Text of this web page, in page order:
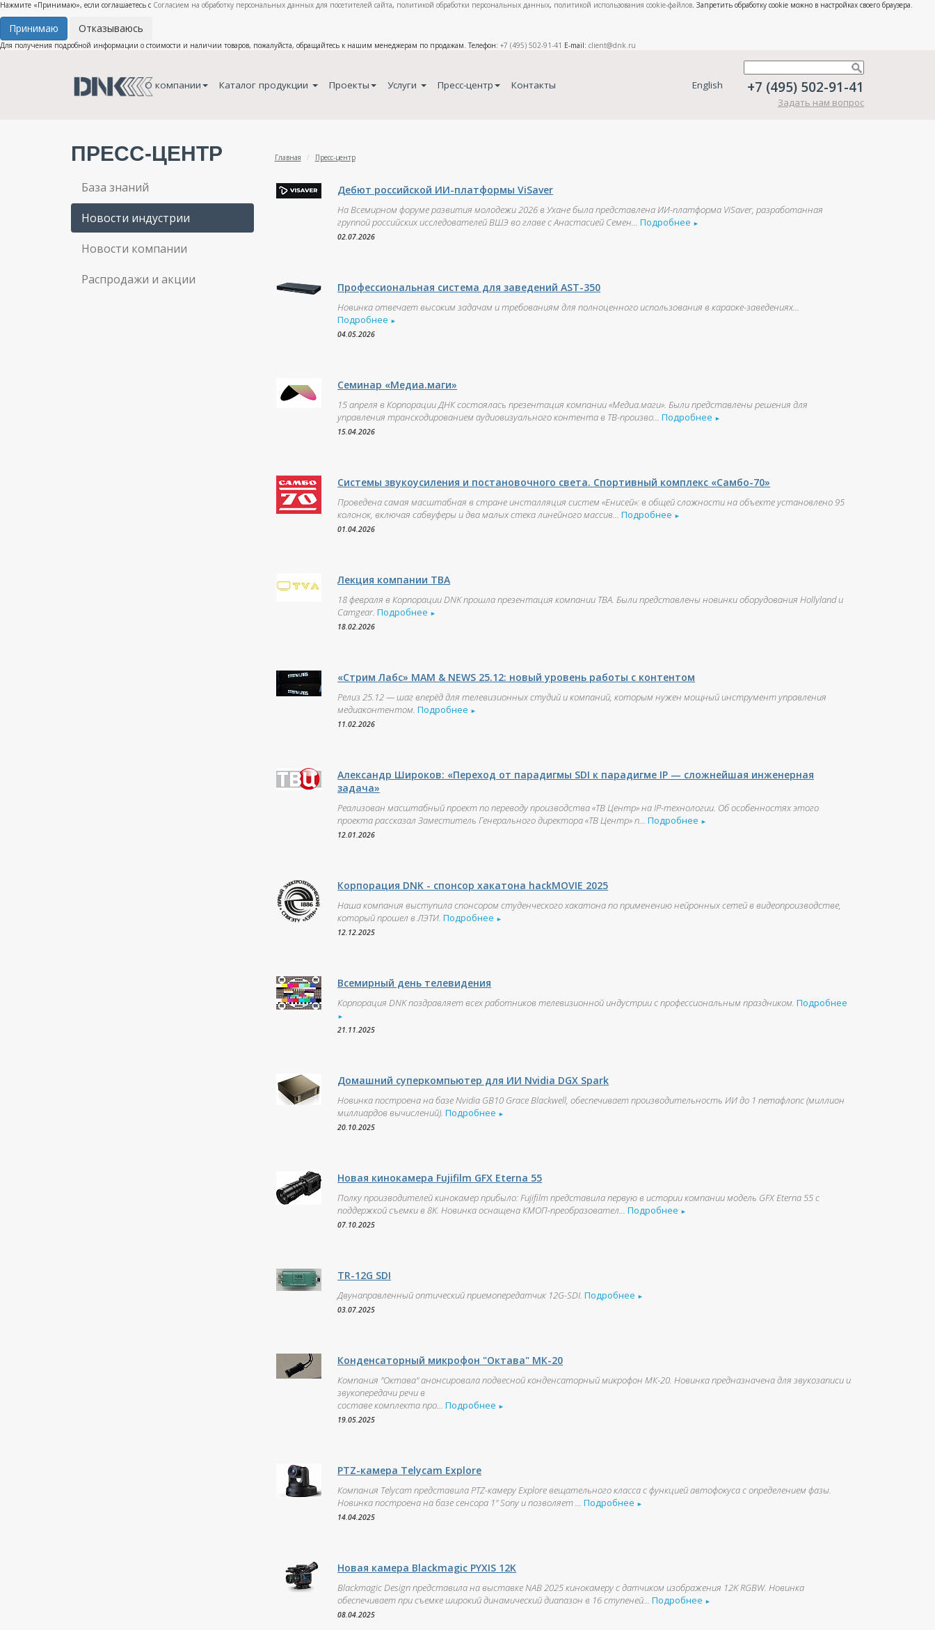
Нажмите «Принимаю», если соглашаетесь с Согласием на обработку персональных данных для посетителей сайта, политикой обработки персональных данных, политикой использования cookie-файлов. Запретить обработку cookie можно в настройках своего браузера.
Принимаю Отказываюсь
Для получения подробной информации о стоимости и наличии товаров, пожалуйста, обращайтесь к нашим менеджерам по продажам. Телефон: +7 (495) 502-91-41 E-mail: client@dnk.ru
О компании Каталог продукции Проекты Услуги Пресс-центр Контакты English +7 (495) 502-91-41
Задать нам вопрос
ПРЕСС-ЦЕНТР Главная Пресс-центр
База знаний
Новости индустрии
Новости компании
Распродажи и акции
Дебют российской ИИ-платформы ViSaver
На Всемирном форуме развития молодежи 2026 в Ухане была представлена ИИ-платформа ViSaver, разработанная
группой российских исследователей ВШЭ во главе с Анастасией Семен... Подробнее ►
02.07.2026
Профессиональная система для заведений AST-350
Новинка отвечает высоким задачам и требованиям для полноценного использования в караоке-заведениях...
Подробнее ►
04.05.2026
Семинар «Медиа.маги»
15 апреля в Корпорации ДНК состоялась презентация компании «Медиа.маги». Были представлены решения для
управления транскодированием аудиовизуального контента в ТВ-произво... Подробнее ►
15.04.2026
Системы звукоусиления и постановочного света. Спортивный комплекс «Самбо-70»
Проведена самая масштабная в стране инсталляция систем «Енисей»: в общей сложности на объекте установлено 95
колонок, включая сабвуферы и два малых стека линейного массив... Подробнее ►
01.04.2026
Лекция компании ТВА
18 февраля в Корпорации DNK прошла презентация компании ТВА. Были представлены новинки оборудования Hollyland и
Camgear. Подробнее ►
18.02.2026
«Стрим Лабс» MAM & NEWS 25.12: новый уровень работы с контентом
Релиз 25.12 — шаг вперёд для телевизионных студий и компаний, которым нужен мощный инструмент управления
медиаконтентом. Подробнее ►
11.02.2026
Александр Широков: «Переход от парадигмы SDI к парадигме IP — сложнейшая инженерная
задача»
Реализован масштабный проект по переводу производства «ТВ Центр» на IP-технологии. Об особенностях этого
проекта рассказал Заместитель Генерального директора «ТВ Центр» п... Подробнее ►
12.01.2026
Корпорация DNK - спонсор хакатона hackMOVIE 2025
Наша компания выступила спонсором студенческого хакатона по применению нейронных сетей в видеопроизводстве,
который прошел в ЛЭТИ. Подробнее ►
12.12.2025
Всемирный день телевидения
Корпорация DNK поздравляет всех работников телевизионной индустрии с профессиональным праздником.Подробнее
►
21.11.2025
Домашний суперкомпьютер для ИИ Nvidia DGX Spark
Новинка построена на базе Nvidia GB10 Grace Blackwell, обеспечивает производительность ИИ до 1 петафлопс (миллион
миллиардов вычислений). Подробнее ►
20.10.2025
Новая кинокамера Fujifilm GFX Eterna 55
Полку производителей кинокамер прибыло: Fujifilm представила первую в истории компании модель GFX Eterna 55 с
поддержкой съемки в 8K. Новинка оснащена КМОП-преобразовател... Подробнее ►
07.10.2025
TR-12G SDI
Двунаправленный оптический приемопередатчик 12G-SDI. Подробнее ►
03.07.2025
Конденсаторный микрофон "Октава" МК-20
Компания "Октава" анонсировала подвесной конденсаторный микрофон МК-20. Новинка предназначена для звукозаписи и
звукопередачи речи в
составе комплекта про... Подробнее ►
19.05.2025
PTZ-камера Telycam Explore
Компания Telycam представила PTZ-камеру Explore вещательного класса c функцией автофокуса с определением фазы.
Новинка построена на базе сенсора 1" Sony и позволяет ... Подробнее ►
14.04.2025
Новая камера Blackmagic PYXIS 12K
Blackmagic Design представила на выставке NAB 2025 кинокамеру с датчиком изображения 12K RGBW. Новинка
обеспечивает при съемке широкий динамический диапазон в 16 ступеней... Подробнее ►
08.04.2025